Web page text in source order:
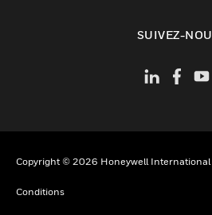
SUIVEZ-
Copyright © 2026 Honeywell
Conditions